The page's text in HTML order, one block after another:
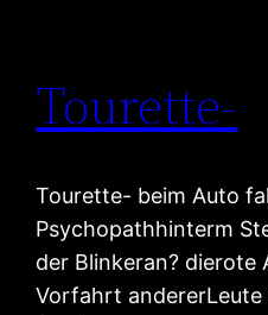
Tourette-
Tourette- beim Auto
Psychopathhinterm
der Blinkeran? dierote
Vorfahrt andererLeute